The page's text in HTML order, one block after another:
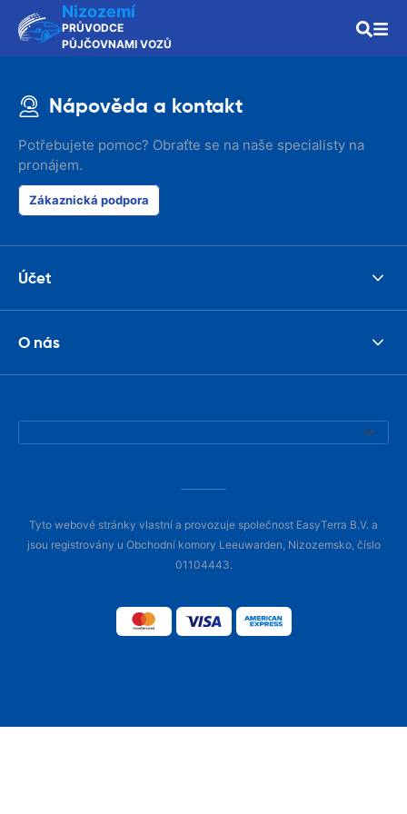
Nizozemí
PRŮVODCE
PŮJČOVNAMI VOZŮ
Nápověda a kontakt
Potřebujete pomoc? Obraťte se na naše specialisty na
pronájem.
Zákaznická podpora
Účet
O nás
Tyto webové stránky vlastní a provozuje společnost EasyTerra B.V. a
jsou registrovány u Obchodní komory Leeuwarden, Nizozemsko, číslo
01104443.